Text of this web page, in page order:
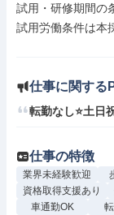
試用・研修期間の
試用労働条件は本
仕事に関する
転勤なし⭐土日
仕事の特徴
業界未経験歓迎
資格取得支援あり
車通勤OK